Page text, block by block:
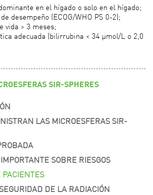
en el hígado o solo en el hígado;
desempeño (ECOG/WHO PS 0-2);
vida > 3 meses;
adecuada (bilirrubina < 34 μmol/L o 2,0
SIR-SPHERES
LAS MICROESFERAS SIR-
SOBRE RIESGOS
DE LA RADIACIÓN